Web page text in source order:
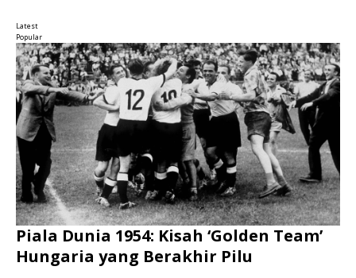
Latest
Popular
Piala Dunia 1954: Kisah ‘Golden Team’
Hungaria yang Berakhir Pilu